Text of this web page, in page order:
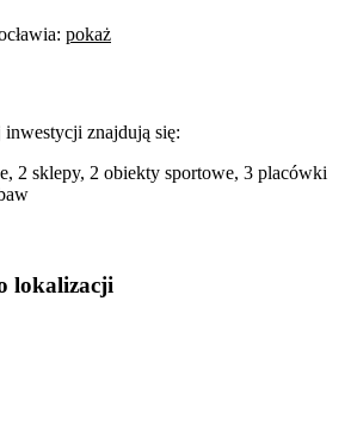
: pokaż
inwestycji znajdują się:
2 sklepy, 2 obiekty sportowe, 3 placówki
lokalizacji